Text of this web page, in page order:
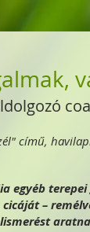
című,
egyéb
–